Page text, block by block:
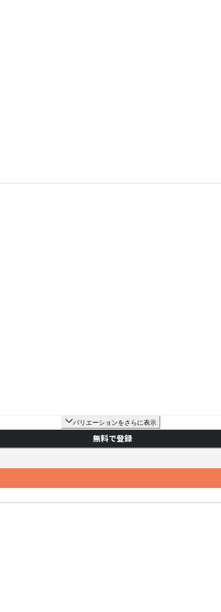
バリエーションをさらに表示
無料で登録